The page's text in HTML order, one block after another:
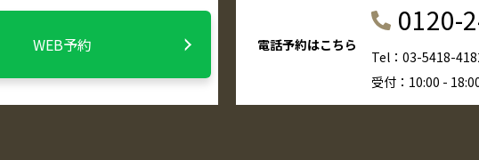
WEB予約 電話予約はこちら
0120-
Tel：03-5418-
受付：10:00 -